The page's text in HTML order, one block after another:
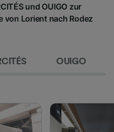
und OUIGO zur
von Lorient nach Rodez
OUIGO